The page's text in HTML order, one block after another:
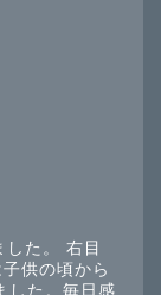
た。 右目
供の頃から
した。毎日感